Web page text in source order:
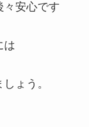
々安心です
は
ょう。